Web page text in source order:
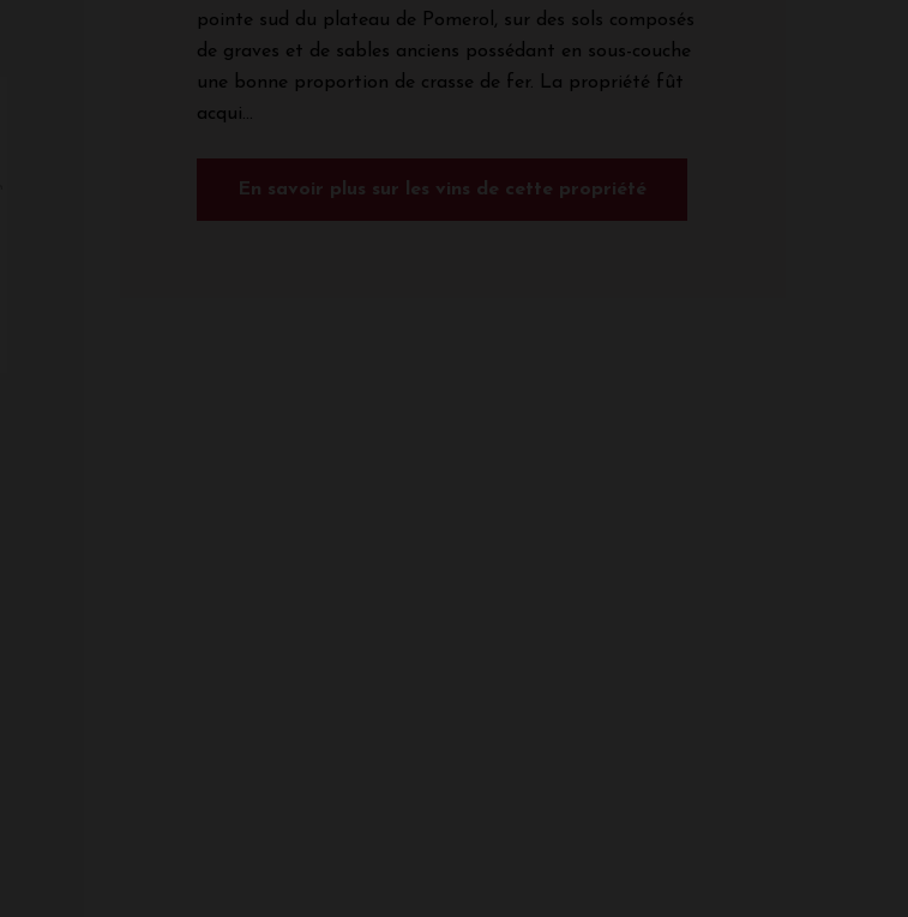
pointe sud du plateau de Pomerol, sur des sols composés
de graves et de sables anciens possédant en sous-couche
une bonne proportion de crasse de fer. La propriété fût
acqui...
En savoir plus sur les vins de cette propriété